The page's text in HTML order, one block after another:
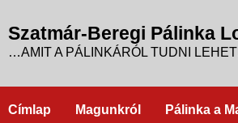
to
content
Szatmár-Beregi Pálinka
…AMIT A PÁLINKÁRÓL TUDNI
Címlap Magunkról Pálinka a